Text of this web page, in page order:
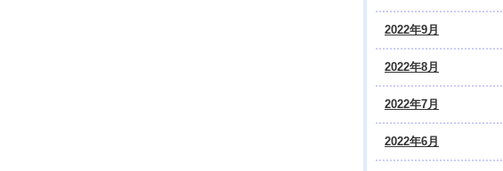
2022年9月
2022年8月
2022年7月
2022年6月